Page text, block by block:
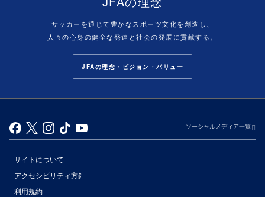
サッカーを通じて豊かなスポーツ文化を創造し、
人々の心身の健全な発達と社会の発展に貢献する。
JFAの理念・ビジョン・バリュー
ソーシャルメディア一覧
サイトについて
アクセシビリティ方針
利用規約